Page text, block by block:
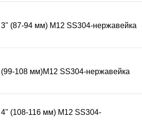
в месте фиксации и
коррозионную стойкость, что
в месте установки от грязи и
правильное положение.
хомут к несущей поверхности,
3" (87-94 мм) М12 SS304-нержавейка
(99-108 мм)М12 SS304-нержавейка
4" (108-116 мм) М12 SS304-